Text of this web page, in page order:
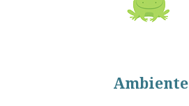
Ambiente